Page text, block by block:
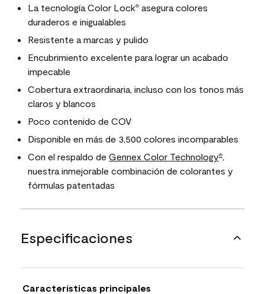
La tecnología Color Lock® asegura colores
duraderos e inigualables
Resistente a marcas y pulido
Encubrimiento excelente para lograr un acabado
impecable
Cobertura extraordinaria, incluso con los tonos más
claros y blancos
Poco contenido de COV
Disponible en más de 3,500 colores incomparables
Con el respaldo de Gennex Color Technology®,
nuestra inmejorable combinación de colorantes y
fórmulas patentadas
Especificaciones
Características principales